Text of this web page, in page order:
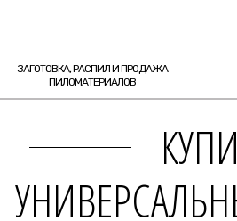
ЗАГОТОВКА, РАСПИЛ И ПРОДАЖА
ПИЛОМАТЕРИАЛОВ